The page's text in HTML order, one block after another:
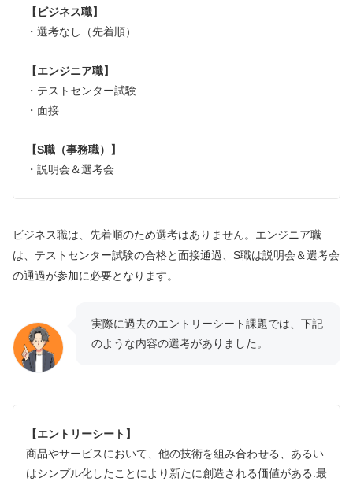
【ビジネス職】
・選考なし（先着順）
【エンジニア職】
・テストセンター試験
・面接
【S職（事務職）】
・説明会＆選考会
ビジネス職は、先着順のため選考はありません。エンジニア職
は、テストセンター試験の合格と面接通過、S職は説明会＆選考会
の通過が参加に必要となります。
実際に過去のエントリーシート課題では、下記
のような内容の選考がありました。
【エントリーシート】
商品やサービスにおいて、他の技術を組み合わせる、あるい
はシンプル化したことにより新たに創造される価値がある.最